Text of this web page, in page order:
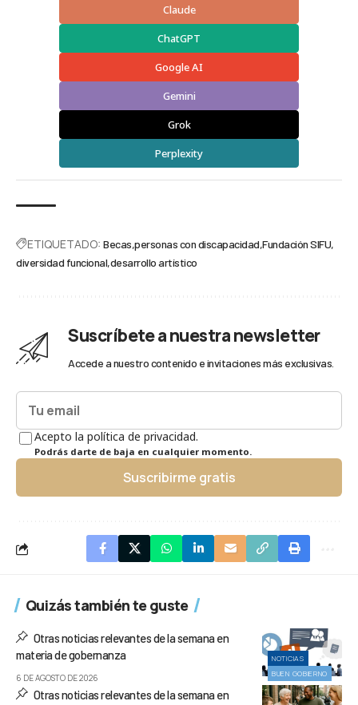
Claude
ChatGPT
Google AI
Gemini
Grok
Perplexity
ETIQUETADO: Becas personas con discapacidad Fundación SIFU
diversidad funcional desarrollo artístico
Suscríbete a nuestra newsletter
Accede a nuestro contenido e invitaciones más exclusivas.
Acepto la política de privacidad.
Podrás darte de baja en cualquier momento.
Suscribirme gratis
Quizás también te guste
NOTICIAS
BUEN GOBIERNO
Otras noticias relevantes de la semana en
materia de gobernanza
6 DE AGOSTO DE 2026
Otras noticias relevantes de la semana en